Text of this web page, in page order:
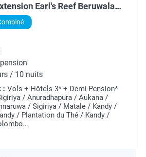
Earl's Reef Beruwala
/ 10 nuits
: Vols + Hôtels 3* + Demi Pension*
/ Anuradhapura / Aukana /
/ Sigiriya / Matale / Kandy /
/ Plantation du Thé / Kandy /